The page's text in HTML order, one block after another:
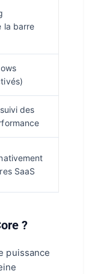
la barre
des
SaaS
?
puissance